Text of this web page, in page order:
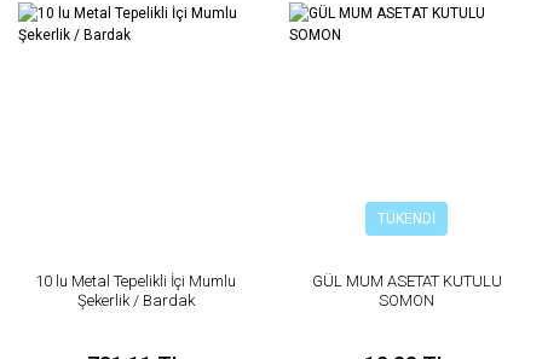
10 lu Metal Tepelikli İçi Mumlu
Şekerlik / Bardak
TÜKENDİ
GÜL MUM ASETAT KUTULU
SOMON